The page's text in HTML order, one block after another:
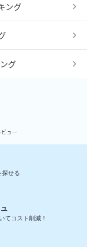
ング
グ
ュー
探せる
てコスト削減！